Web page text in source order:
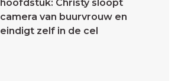
hoofdstuk: Christy sloopt
camera van buurvrouw en
eindigt zelf in de cel